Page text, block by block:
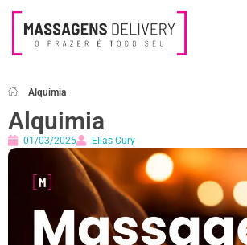
Alquimia
Alquimia
01/03/2025 Elias Cury